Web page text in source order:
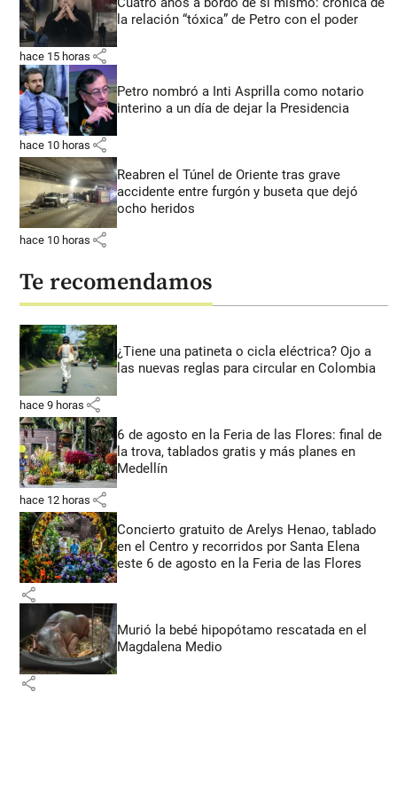
la relación “tóxica” de Petro con el poder
hace 15 horas share
Petro nombró a Inti Asprilla como notario
interino a un día de dejar la Presidencia
hace 10 horas share
Reabren el Túnel de Oriente tras grave
accidente entre furgón y buseta que dejó
ocho heridos
hace 10 horas share
Te recomendamos
¿Tiene una patineta o cicla eléctrica? Ojo a
las nuevas reglas para circular en Colombia
hace 9 horas share
6 de agosto en la Feria de las Flores: final de
la trova, tablados gratis y más planes en
Medellín
hace 12 horas share
Concierto gratuito de Arelys Henao, tablado
en el Centro y recorridos por Santa Elena
este 6 de agosto en la Feria de las Flores
share
Murió la bebé hipopótamo rescatada en el
Magdalena Medio
share